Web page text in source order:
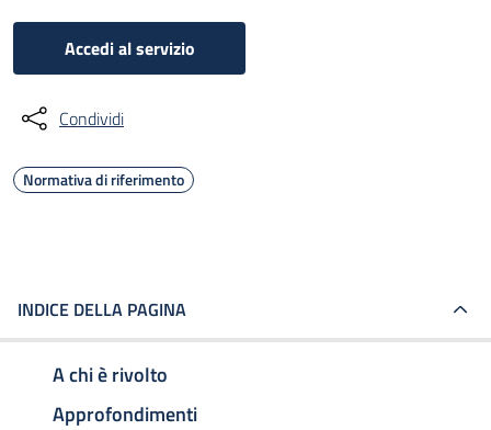
Accedi al servizio
Condividi
Normativa di riferimento
INDICE DELLA PAGINA
A chi è rivolto
Approfondimenti